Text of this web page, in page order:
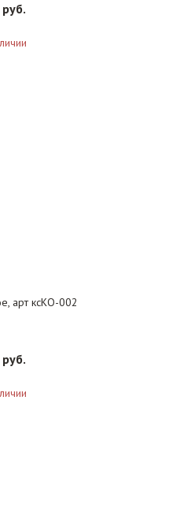
арт ксКО-002